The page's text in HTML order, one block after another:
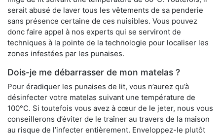
serait abusé de laver tous les vêtements de sa penderie
sans présence certaine de ces nuisibles. Vous pouvez
donc faire appel à nos experts qui se serviront de
techniques à la pointe de la technologie pour localiser les
zones infestées par les punaises.
Dois-je me débarrasser de mon matelas ?
Pour éradiquer les punaises de lit, vous n’aurez qu’à
désinfecter votre matelas suivant une température de
100°C. Si toutefois vous avez à cœur de le jeter, nous vous
conseillerons d’éviter de le traîner au travers de la maison
au risque de l’infecter entièrement. Enveloppez-le plutôt